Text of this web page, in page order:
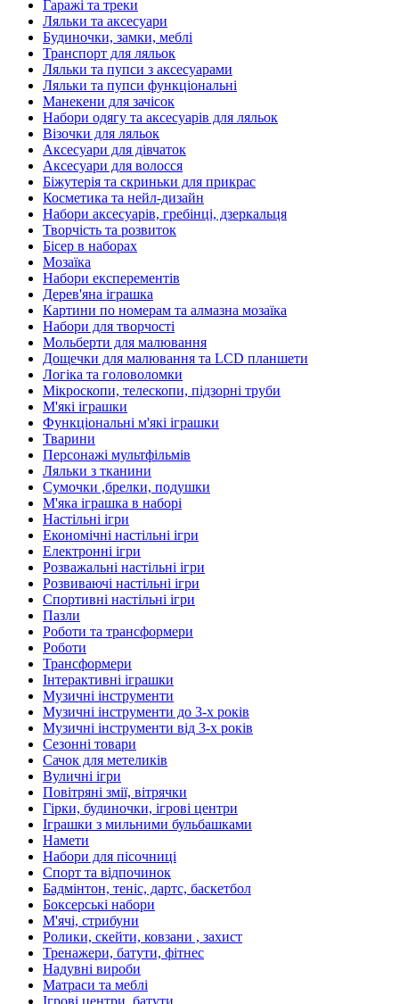
Гаражі та треки
Ляльки та аксесуари
Будиночки, замки, меблі
Транспорт для ляльок
Ляльки та пупси з аксесуарами
Ляльки та пупси функціональні
Манекени для зачісок
Набори одягу та аксесуарів для ляльок
Візочки для ляльок
Аксесуари для дівчаток
Аксесуари для волосся
Біжутерія та скриньки для прикрас
Косметика та нейл-дизайн
Набори аксесуарів, гребінці, дзеркальця
Творчість та розвиток
Бісер в наборах
Мозаїка
Набори експерементів
Дерев'яна іграшка
Картини по номерам та алмазна мозаїка
Набори для творчості
Мольберти для малювання
Дощечки для малювання та LCD планшети
Логіка та головоломки
Мікроскопи, телескопи, підзорні труби
М'які іграшки
Функціональні м'які іграшки
Тварини
Персонажі мультфільмів
Ляльки з тканини
Сумочки ,брелки, подушки
М'яка іграшка в наборі
Настільні ігри
Економічні настільні ігри
Електронні ігри
Розважальні настільні ігри
Розвиваючі настільні ігри
Спортивні настільні ігри
Пазли
Роботи та трансформери
Роботи
Трансформери
Інтерактивні іграшки
Музичні інструменти
Музичні інструменти до 3-х років
Музичні інструменти від 3-х років
Сезонні товари
Сачок для метеликів
Вуличні ігри
Повітряні змії, вітрячки
Гірки, будиночки, ігрові центри
Іграшки з мильними бульбашками
Намети
Набори для пісочниці
Спорт та відпочинок
Бадмінтон, теніс, дартс, баскетбол
Боксерські набори
М'ячі, стрибуни
Ролики, скейти, ковзани , захист
Тренажери, батути, фітнес
Надувні вироби
Матраси та меблі
Ігрові центри, батути